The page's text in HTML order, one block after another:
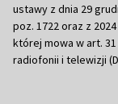
ustawy z dnia 29
poz. 1722 oraz z
której mowa w art. 31
radiofonii i telewizji